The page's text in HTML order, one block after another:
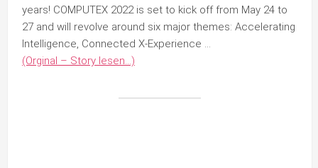
years! COMPUTEX 2022 is set to kick off from May 24 to
27 and will revolve around six major themes: Accelerating
Intelligence, Connected X-Experience …
(Orginal – Story lesen…)